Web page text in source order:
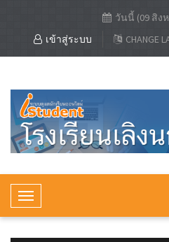
วันนี้ (09 สิง
เข้าสู่ระบบ
CHANGE
T
o